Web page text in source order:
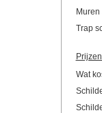
Trap
Wat